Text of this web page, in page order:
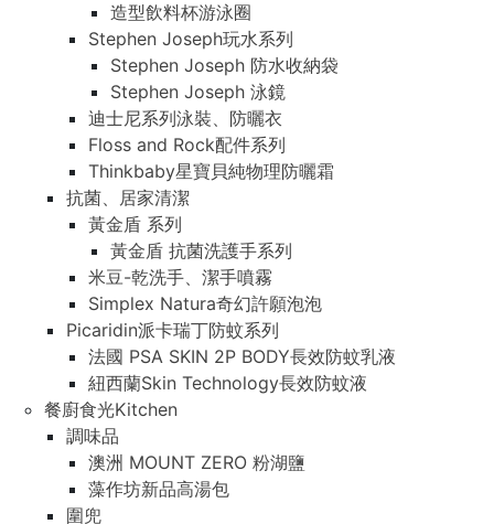
造型飲料杯游泳圈
Stephen Joseph玩水系列
Stephen Joseph 防水收納袋
Stephen Joseph 泳鏡
迪士尼系列泳裝、防曬衣
Floss and Rock配件系列
Thinkbaby星寶貝純物理防曬霜
抗菌、居家清潔
黃金盾 系列
黃金盾 抗菌洗護手系列
米豆-乾洗手、潔手噴霧
Simplex Natura奇幻許願泡泡
Picaridin派卡瑞丁防蚊系列
法國 PSA SKIN 2P BODY長效防蚊乳液
紐西蘭Skin Technology長效防蚊液
餐廚食光Kitchen
調味品
澳洲 MOUNT ZERO 粉湖鹽
藻作坊新品高湯包
圍兜